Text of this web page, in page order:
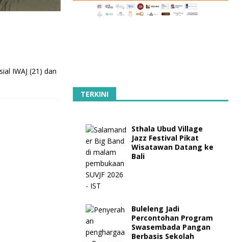
IWAJ (21) dan
TERKINI
Sthala Ubud Village
Jazz Festival Pikat
Wisatawan Datang ke
Bali
Buleleng Jadi
Percontohan Program
Swasembada Pangan
Berbasis Sekolah